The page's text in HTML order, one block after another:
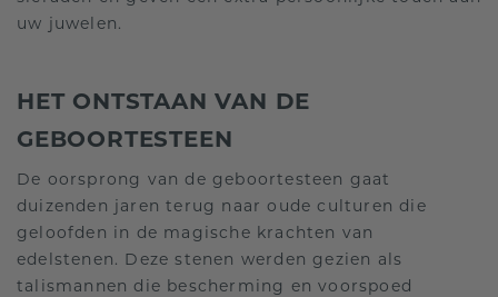
uw juwelen.
HET ONTSTAAN VAN DE
GEBOORTESTEEN
De oorsprong van de geboortesteen gaat
duizenden jaren terug naar oude culturen die
geloofden in de magische krachten van
edelstenen. Deze stenen werden gezien als
talismannen die bescherming en voorspoed